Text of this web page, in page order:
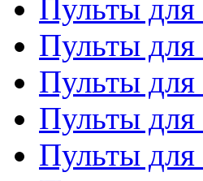
Пульты
Пульты
Пульты
Пульты
Пульты